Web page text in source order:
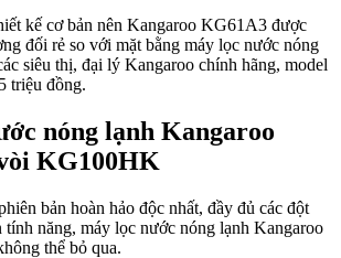
kế cơ bản nên Kangaroo KG61A3 được
đối rẻ so với mặt bằng máy lọc nước nóng
siêu thị, đại lý Kangaroo chính hãng, model
triệu đồng.
nóng lạnh Kangaroo
KG100HK
bản hoàn hảo độc nhất, đầy đủ các đột
tính năng, máy lọc nước nóng lạnh Kangaroo
thể bỏ qua.